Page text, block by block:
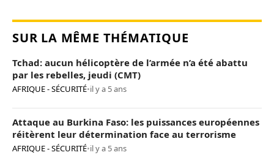
SUR LA MÊME THÉMATIQUE
Tchad: aucun hélicoptère de l’armée n’a été abattu
par les rebelles, jeudi (CMT)
AFRIQUE - SÉCURITÉ•il y a 5 ans
Attaque au Burkina Faso: les puissances européennes
réitèrent leur détermination face au terrorisme
AFRIQUE - SÉCURITÉ•il y a 5 ans